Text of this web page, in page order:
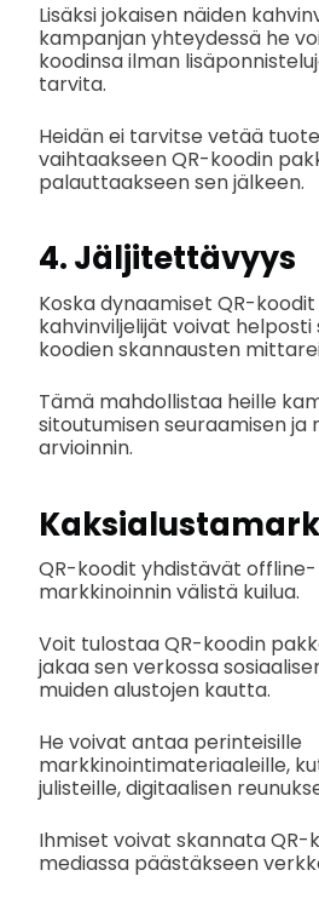
Lisäksi jokaisen näiden
kampanjan yhteydessä he
koodinsa ilman
tarvita.
Heidän ei tarvitse vetää
vaihtaakseen QR-koodin
palauttaakseen sen jälkeen.
4. Jäljitettävyys
Koska dynaamiset QR-
kahvinviljelijät voivat helposti
koodien skannausten
Tämä mahdollistaa heille
sitoutumisen seuraamisen ja
arvioinnin.
QR-koodit yhdistävät
markkinoinnin välistä kuilua.
Voit tulostaa QR-koodin
jakaa sen verkossa
muiden alustojen kautta.
He voivat antaa perinteisille
markkinointimateriaaleille,
julisteille, digitaalisen
Ihmiset voivat skannata QR-
mediassa päästäkseen